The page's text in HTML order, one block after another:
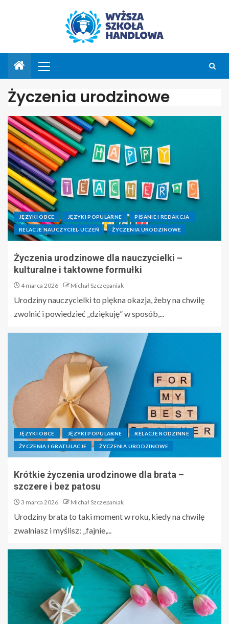
Życzenia urodzinowe
JĘZYKI OBCE JĘZYKI POPULARNE PISANIE I REDAKCJA
RELACJE NAUCZYCIEL-UCZEŃ ŻYCZENIA URODZINOWE
Życzenia urodzinowe dla nauczycielki –
kulturalne i taktowne formułki
4 marca 2026 Michał Szczepaniak
Urodziny nauczycielki to piękna okazja, żeby na chwilę
zwolnić i powiedzieć „dziękuję” w sposób,...
JĘZYKI OBCE JĘZYKI POPULARNE RELACJE RODZINNE
ŻYCZENIA I GRATULACJE ŻYCZENIA URODZINOWE
Krótkie życzenia urodzinowe dla brata –
szczere i bez patosu
3 marca 2026 Michał Szczepaniak
Urodziny brata to taki moment w roku, kiedy na chwilę
zwalniasz i myślisz: „fajnie,...